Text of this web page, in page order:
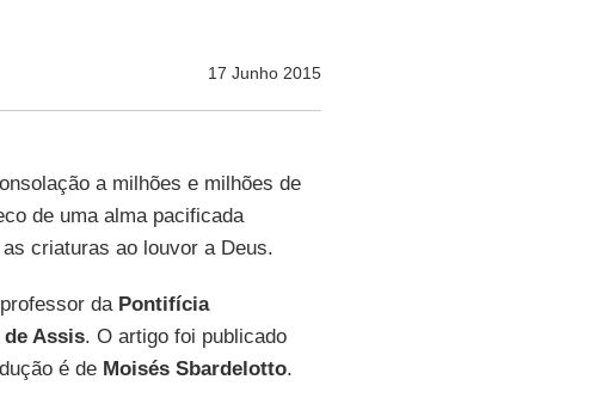
17 Junho 2015
a milhões e milhões de
de uma alma pacificada
criaturas ao louvor a Deus.
da Pontifícia
Assis. O artigo foi publicado
é de Moisés Sbardelotto.